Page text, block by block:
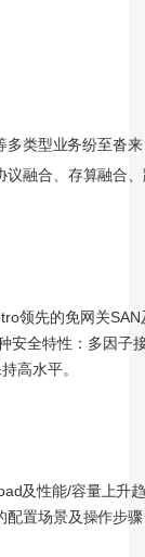
多类型业务纷至沓
议融合、存算融合
领先的免网关
安全特性：多因子
高水平。
及性能/容量上升
置场景及操作步